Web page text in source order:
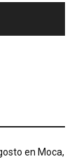
en Moca,